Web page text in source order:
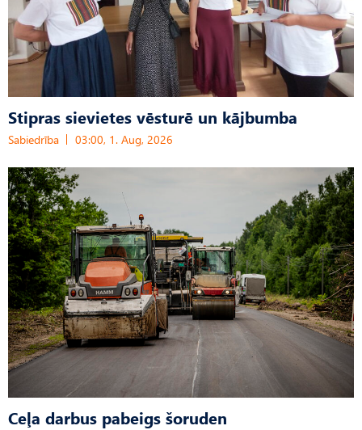
Stipras sievietes vēsturē un kājbumba
Sabiedrība 03:00, 1. Aug, 2026
Ceļa darbus pabeigs šoruden